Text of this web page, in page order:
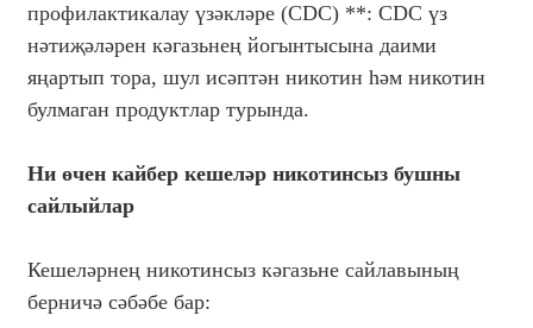
профилактикалау үзәкләре (CDC) **: CDC үз
нәтиҗәләрен кәгазьнең йогынтысына даими
яңартып тора, шул исәптән никотин һәм никотин
булмаган продуктлар турында.
Ни өчен кайбер кешеләр никотинсыз бушны
сайлыйлар
Кешеләрнең никотинсыз кәгазьне сайлавының
берничә сәбәбе бар: